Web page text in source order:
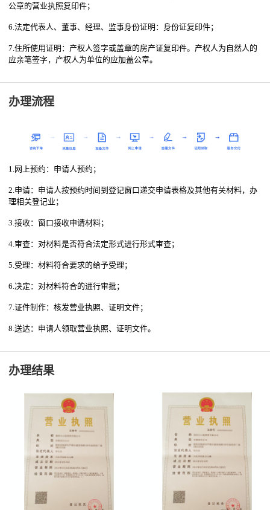
公章的营业执照复印件；
6.法定代表人、董事、经理、监事身份证明：身份证复印件；
7.住所使用证明：产权人签字或盖章的房产证复印件。产权人为自然人的
应亲笔签字，产权人为单位的应加盖公章。
办理流程
1.网上预约：申请人预约；
2.申请：申请人按预约时间到登记窗口递交申请表格及其他有关材料，办
理相关登记业；
3.接收：窗口接收申请材料；
4.审查：对材料是否符合法定形式进行形式审查；
5.受理：材料符合要求的给予受理；
6.决定：对材料符合的进行审批；
7.证件制作：核发营业执照、证明文件；
8.送达：申请人领取营业执照、证明文件。
办理结果